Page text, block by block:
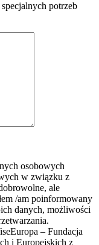
potrzeb
osobowych
w związku z
ale
/am poinformowany
danych, możliwości
– Fundacja
i Europejskich z